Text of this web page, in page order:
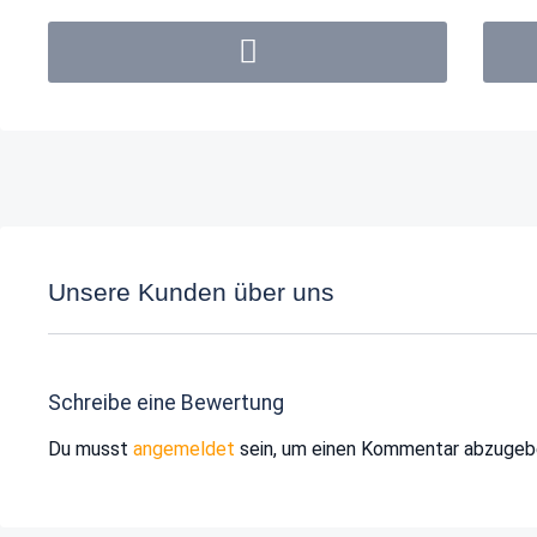
Unsere Kunden über uns
Schreibe eine Bewertung
Du musst angemeldet sein, um einen Kommentar